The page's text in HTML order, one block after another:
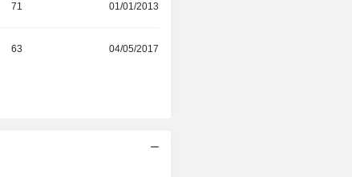
71 01/01/2013
63 04/05/2017